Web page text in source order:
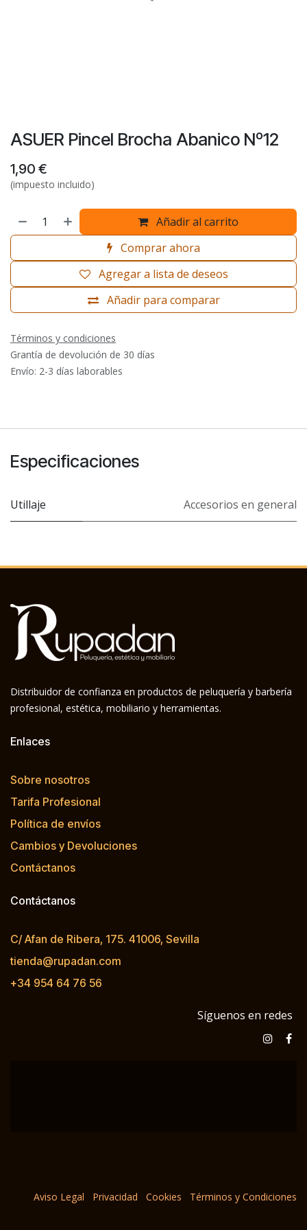
ASUER Pincel Brocha Abanico Nº12
1,90 €
(impuesto incluido)
Añadir al carrito
Comprar ahora
Añadir para comparar
Agregar a lista de deseos
Términos y condiciones
Grantía de devolución de 30 días
Envío: 2-3 días laborables
Especificaciones
Utillaje Accesorios en general
Distribuidor de confianza en productos de peluquería y barbería
profesional, estética, mobiliario y herramientas.
Enlaces
Sobre nosotros
Tarifa Profesional
Política de envíos
Cambios y Devoluciones
Contáctanos
Contáctanos
C/ Afan de Ribera, 175. 41006, Sevilla
tienda@rupadan.com
+34 954 64 76 56
Síguenos en redes
Aviso Legal Privacidad Cookies Términos y Condiciones